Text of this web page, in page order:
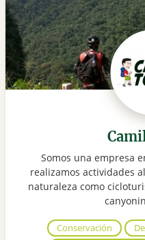
Somos una empresa
realizamos actividades
naturaleza como
Conservación